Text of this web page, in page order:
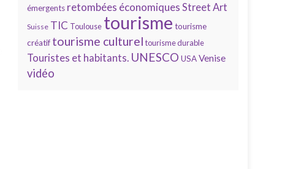
émergents retombées économiques Street Art
Suisse TIC Toulouse tourisme tourisme
créatif tourisme culturel tourisme durable
Touristes et habitants. UNESCO USAVenise
vidéo